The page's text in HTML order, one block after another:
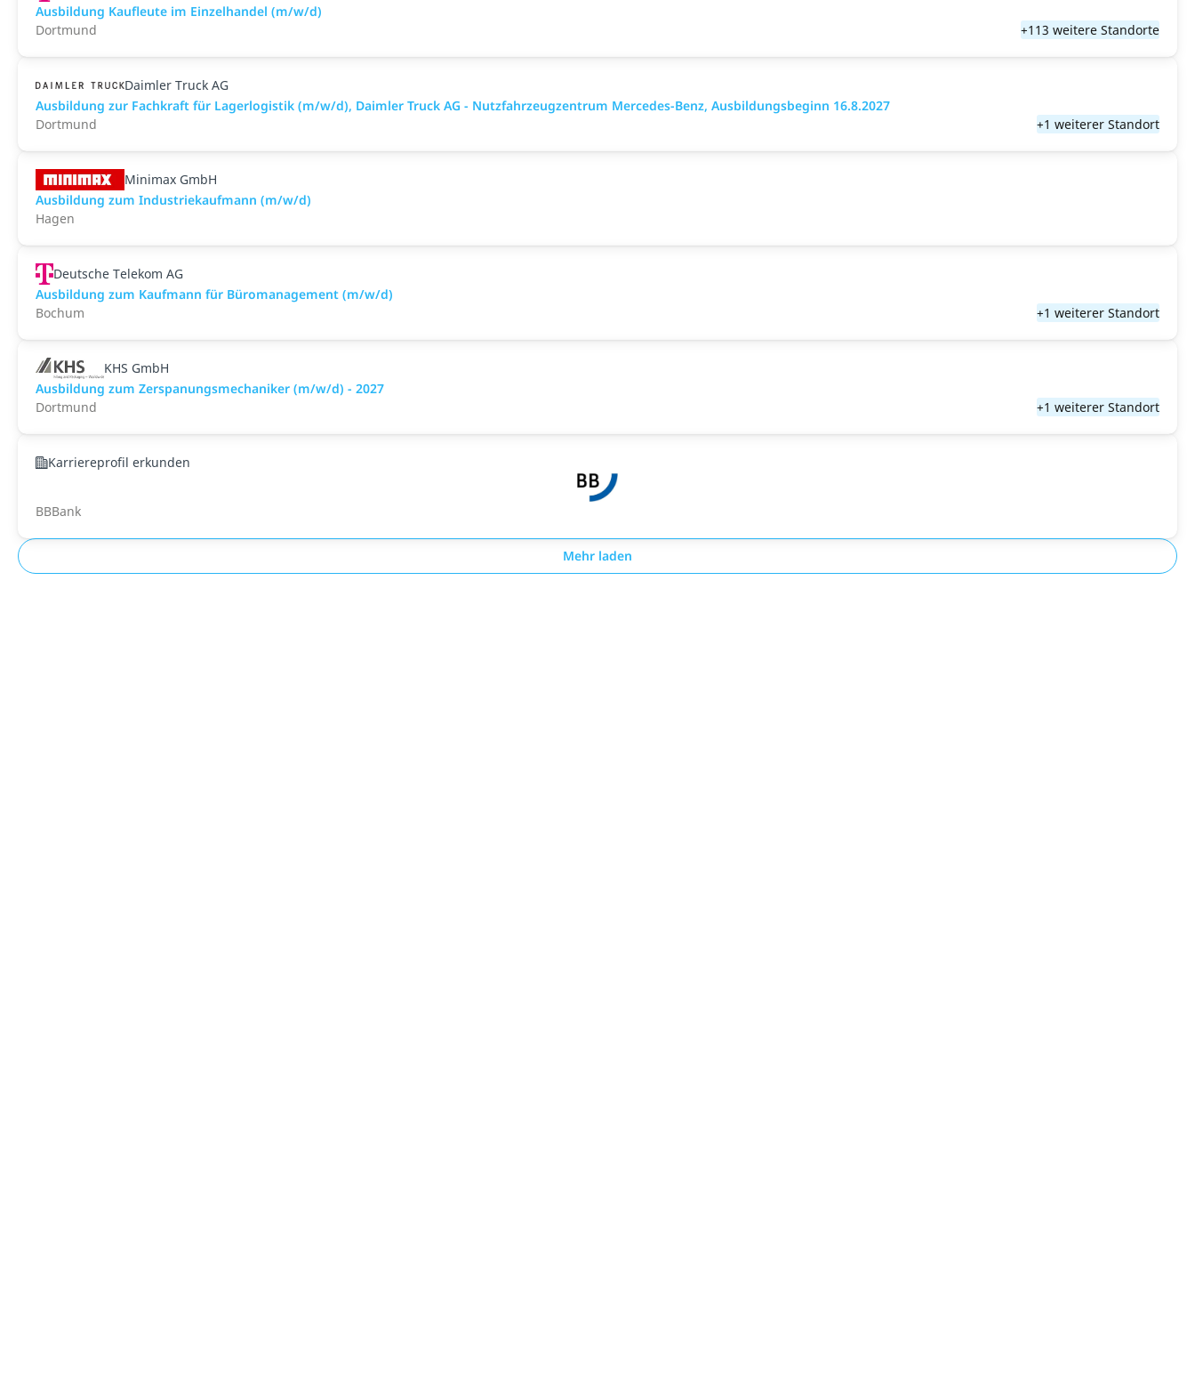
Ausbildung Kaufleute im Einzelhandel (m/w/d)
Dortmund
+113 weitere Standorte
Daimler Truck AG
Ausbildung zur Fachkraft für Lagerlogistik (m/w/d), Daimler Truck AG - Nutzfahrzeugzentrum Mercedes-Benz, Ausbildungsbeginn 16.8.2027
Dortmund
+1 weiterer Standort
Minimax GmbH
Ausbildung zum Industriekaufmann (m/w/d)
Hagen
Deutsche Telekom AG
Ausbildung zum Kaufmann für Büromanagement (m/w/d)
Bochum
+1 weiterer Standort
KHS GmbH
Ausbildung zum Zerspanungsmechaniker (m/w/d) - 2027
Dortmund
+1 weiterer Standort
Karriereprofil erkunden
BBBank
Mehr laden